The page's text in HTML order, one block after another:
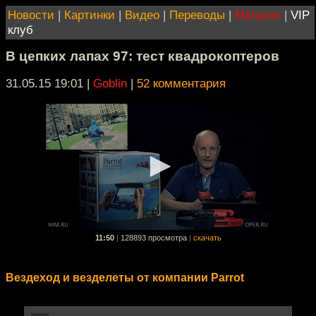
Новости | Картинки | Видео | Переводы | Магазин | VIP
клуб
В цепких лапах 97: тест квадрокоптеров
31.05.15 19:01 | Goblin | 52 комментария
11:50 128893 просмотра скачать
Вездеход и везделеты от компании Parrot